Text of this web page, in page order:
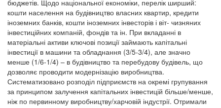
бюджетів. Щодо національної економіки, перелік ширший:
кошти населення на будівництво власних квартир, кредити
іноземних банків, кошти іноземних інвесторів і віт- чизняних
інвестиційних компаній, фондів та ін. При вкладанні в
матеріальні активи ключові позиції займають капітальні
інвестиції в машини та обладнання (3/5-3/4), але значно
менше (1/6-1/4) – в будівництво та перебудову будівель, що
дозволяє проводити модернізацію виробництва.
Систематизовано розподіл підприємств на окремі групування
за принципом залучення капітальних інвестицій більше/менше,
ніж по первинному виробництву/харчовій індустрії. Отримали